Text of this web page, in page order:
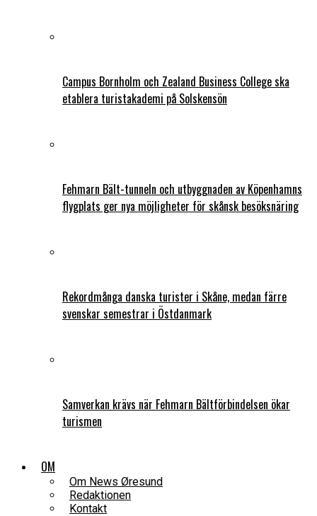
Campus Bornholm och Zealand Business College ska
etablera turistakademi på Solskensön
Fehmarn Bält-tunneln och utbyggnaden av Köpenhamns
flygplats ger nya möjligheter för skånsk besöksnäring
Rekordmånga danska turister i Skåne, medan färre
svenskar semestrar i Östdanmark
Samverkan krävs när Fehmarn Bältförbindelsen ökar
turismen
OM
Om News Øresund
Redaktionen
Kontakt